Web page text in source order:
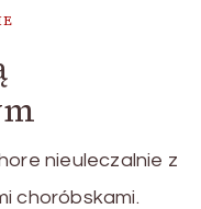
nieuleczalnie z
choróbskami.